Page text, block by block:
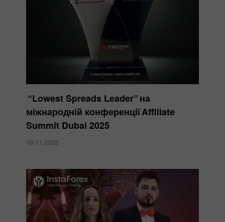
“Lowest Spreads Leader” на
міжнародній конференції Affiliate
Summit Dubai 2025
19.11.2025